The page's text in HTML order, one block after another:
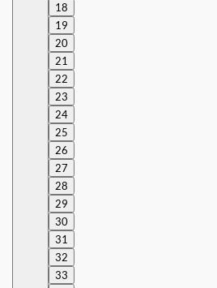
18
19
20
21
22
23
24
25
26
27
28
29
30
31
32
33